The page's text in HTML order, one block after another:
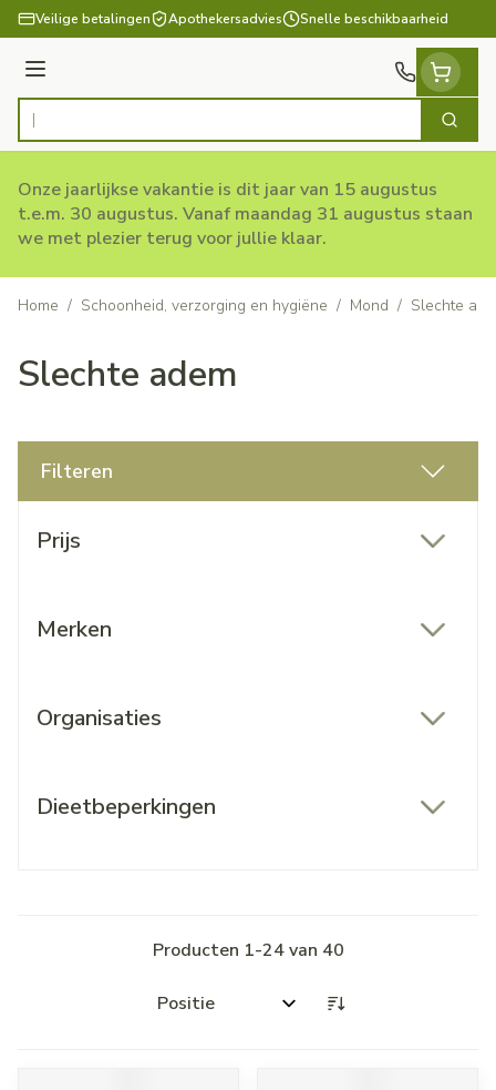
Ga naar de inhoud
Veilige betalingen Apothekersadvies Snelle beschikbaarheid
Menu
Product, merk, categorie... Zoek
Onze jaarlijkse vakantie is dit jaar van 15 augustus
t.e.m. 30 augustus. Vanaf maandag 31 augustus staan
we met plezier terug voor jullie klaar.
Home / Schoonheid, verzorging en hygiëne / Mond / Slechte
Slechte adem
Filteren
Prijs
Merken
Organisaties
Dieetbeperkingen
Producten 1-24van 40
Sorteer op: